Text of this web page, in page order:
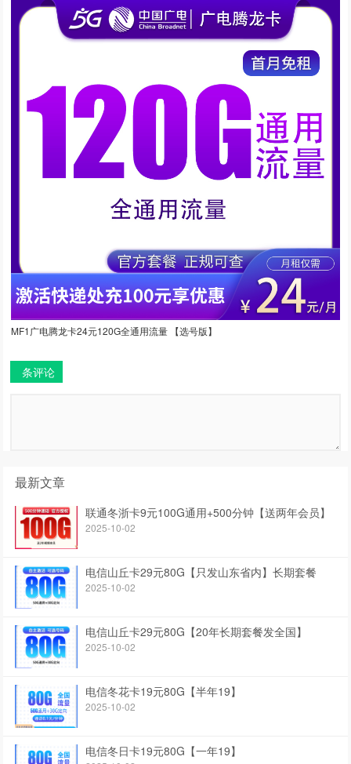
MF1广电腾龙卡24元120G全通用流量 【选号版】
条评论
最新文章
联通冬浙卡9元100G通用+500分钟【送两年会员】
2025-10-02
电信山丘卡29元80G【只发山东省内】长期套餐
2025-10-02
电信山丘卡29元80G【20年长期套餐发全国】
2025-10-02
电信冬花卡19元80G【半年19】
2025-10-02
电信冬日卡19元80G【一年19】